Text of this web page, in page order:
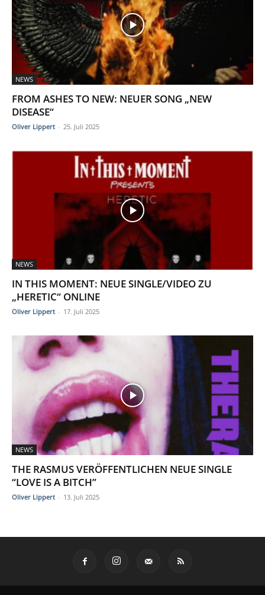
NEWS
FROM ASHES TO NEW: NEUER SONG „NEW
DISEASE“
Oliver Lippert - 25. Juli 2025
NEWS
IN THIS MOMENT: NEUE SINGLE/VIDEO ZU
„HERETIC“ ONLINE
Oliver Lippert - 17. Juli 2025
NEWS
THE RASMUS VERÖFFENTLICHEN NEUE SINGLE
“LOVE IS A BITCH”
Oliver Lippert - 13. Juli 2025